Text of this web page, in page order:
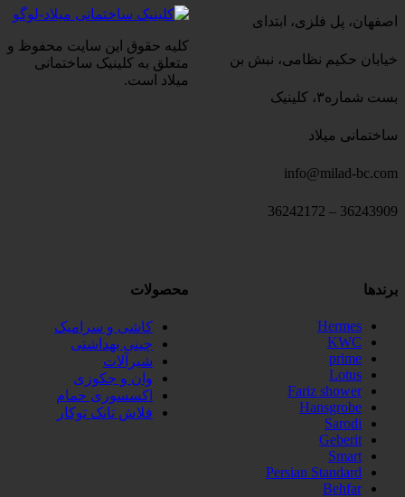
کلیه حقوق این سایت محفوظ و
متعلق به کلینیک ساختمانی
میلاد است.
اصفهان، پل فلزی، ابتدای
خیابان حکیم نظامی، نبش بن
بست شماره۳، کلینیک
ساختمانی میلاد
info@milad-bc.com
36243909 – 36242172
محصولات
کاشی و سرامیک
چینی بهداشتی
شیرآلات
وان و جکوزی
اکسسوری حمام
فلاش تانک توکار
برندها
Hermes
KWC
prime
Lotus
Fariz shower
Hansgrobe
Sarodi
Geberit
Smart
Persian Standard
Behfar